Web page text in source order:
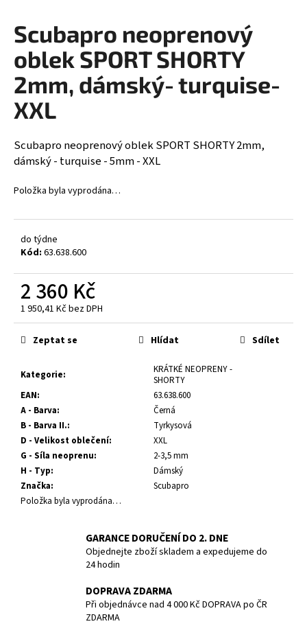
Scubapro neoprenový
oblek SPORT SHORTY
2mm, dámský- turquise-
XXL
Scubapro neoprenový oblek SPORT SHORTY 2mm,
dámský - turquise - 5mm - XXL
Položka byla vyprodána…
do týdne
Kód: 63.638.600
2 360 Kč
1 950,41 Kč bez DPH
Měrná
cena:
Kategorie:
KRÁTKÉ NEOPRENY -
SHORTY
EAN:
63.638.600
A - Barva:
Černá
B - Barva II.:
Tyrkysová
D - Velikost oblečení:
XXL
G - Síla neoprenu:
2-3,5 mm
H - Typ:
Dámský
Značka:
Scubapro
Položka byla vyprodána…
Zeptat se Hlídat Sdílet
GARANCE DORUČENÍ DO 2. DNE
Objednejte zboží skladem a expedujeme do
24 hodin
DOPRAVA ZDARMA
Při objednávce nad 4 000 Kč DOPRAVA po ČR
ZDARMA
j
í
t
?
HLEDAT
D
o
p
r
u
u
m
POTÁPĚČSKÁ
MASKA
SMALL
197
Kč